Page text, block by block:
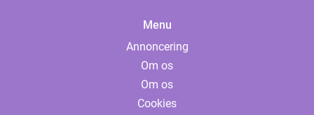
Menu
Annoncering
Om os
Om os
Cookies